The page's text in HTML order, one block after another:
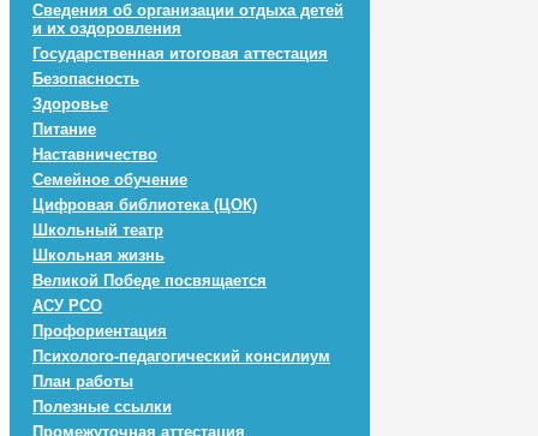
Сведения об организации отдыха детей
и их оздоровления
Государственная итоговая аттестация
Безопасность
Здоровье
Питание
Наставничество
Семейное обучение
Цифровая библиотека (ЦОК)
Школьный театр
Школьная жизнь
Великой Победе посвящается
АСУ РСО
Профориентация
Психолого-педагогический консилиум
План работы
Полезные ссылки
Промежуточная аттестация